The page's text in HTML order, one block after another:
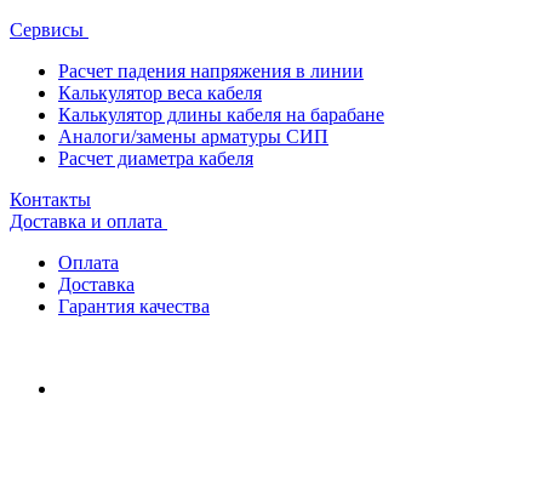
Сервисы
Расчет падения напряжения в линии
Калькулятор веса кабеля
Калькулятор длины кабеля на барабане
Аналоги/замены арматуры СИП
Расчет диаметра кабеля
Контакты
Доставка и оплата
Оплата
Доставка
Гарантия качества